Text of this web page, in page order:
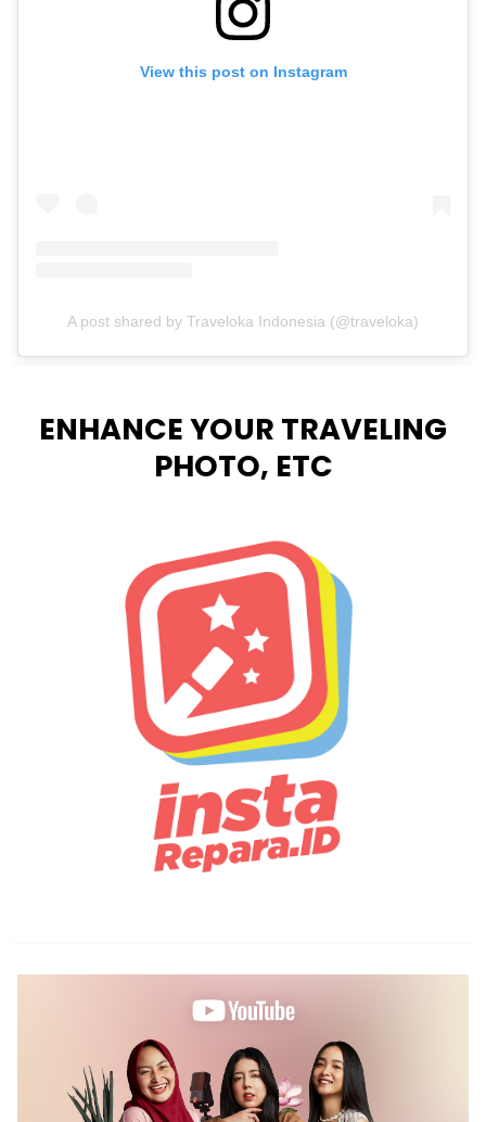
View this post on Instagram
A post shared by Traveloka Indonesia (@traveloka)
ENHANCE YOUR TRAVELING
PHOTO, ETC